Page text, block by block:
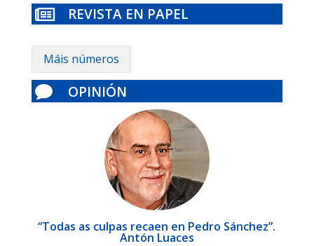
 REVISTA EN PAPEL
Máis números
 OPINIÓN
“Todas as culpas recaen en Pedro Sánchez”.
Antón Luaces